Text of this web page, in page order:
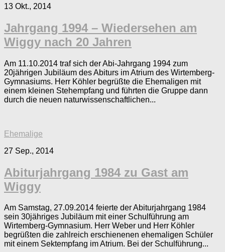
13 Okt., 2014
Jahrgang 1994 – Wiedersehen am
Wiggy nach 20 Jahren
Am 11.10.2014 traf sich der Abi-Jahrgang 1994 zum
20jährigen Jubiläum des Abiturs im Atrium des Wirtemberg-
Gymnasiums. Herr Köhler begrüßte die Ehemaligen mit
einem kleinen Stehempfang und führten die Gruppe dann
durch die neuen naturwissenschaftlichen...
Ehemalige
27 Sep., 2014
Abiturjahrgang 1984 zu Gast am
Wiggy
Am Samstag, 27.09.2014 feierte der Abiturjahrgang 1984
sein 30jähriges Jubiläum mit einer Schulführung am
Wirtemberg-Gymnasium. Herr Weber und Herr Köhler
begrüßten die zahlreich erschienenen ehemaligen Schüler
mit einem Sektempfang im Atrium. Bei der Schulführung...